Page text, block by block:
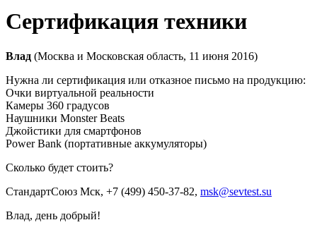
Сертификация техники
Влад (Москва и Московская область, 11 июня 2016)
Нужна ли сертификация или отказное письмо на продукцию:
Очки виртуальной реальности
Камеры 360 градусов
Наушники Monster Beats
Джойстики для смартфонов
Power Bank (портативные аккумуляторы)
Сколько будет стоить?
СтандартСоюз Мск, +7 (499) 450-37-82, msk@sevtest.su
Влад, день добрый!